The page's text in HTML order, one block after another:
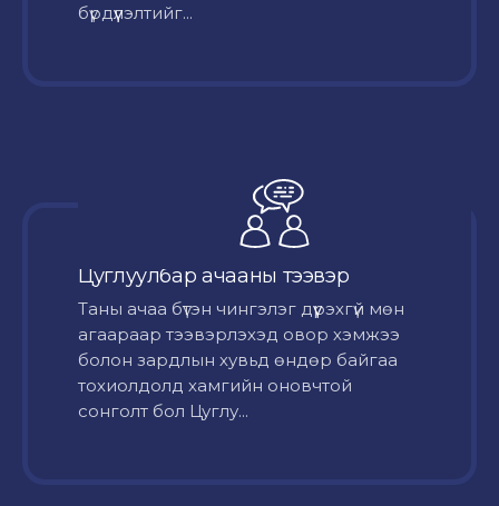
бүрдүүлэлтийг...
Цуглуулбар ачааны тээвэр
Таны ачаа бүтэн чингэлэг дүүрэхгүй мөн
агаараар тээвэрлэхэд овор хэмжээ
болон зардлын хувьд өндөр байгаа
тохиолдолд хамгийн оновчтой
сонголт бол Цуглу...